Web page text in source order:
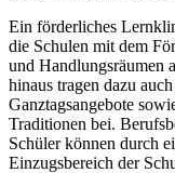
Ein förderliches
die Schulen mit dem
und Handlungsräumen
hinaus tragen dazu
Ganztagsangebote
Traditionen bei.
Schüler können durch
Einzugsbereich der